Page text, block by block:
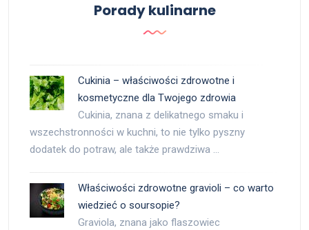
Porady kulinarne
Cukinia – właściwości zdrowotne i
kosmetyczne dla Twojego zdrowia
Cukinia, znana z delikatnego smaku i
wszechstronności w kuchni, to nie tylko pyszny
dodatek do potraw, ale także prawdziwa …
Właściwości zdrowotne gravioli – co warto
wiedzieć o soursopie?
Graviola, znana jako flaszowiec